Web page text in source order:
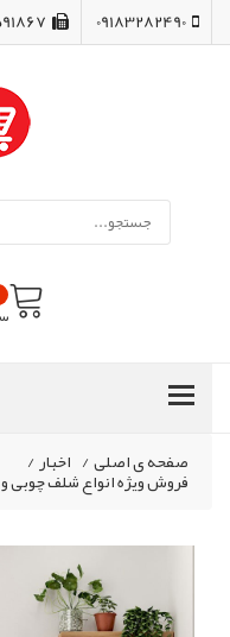
09183282490
صفحه ی اصلی/ اخبار/
فروش ویژه انواع شلف